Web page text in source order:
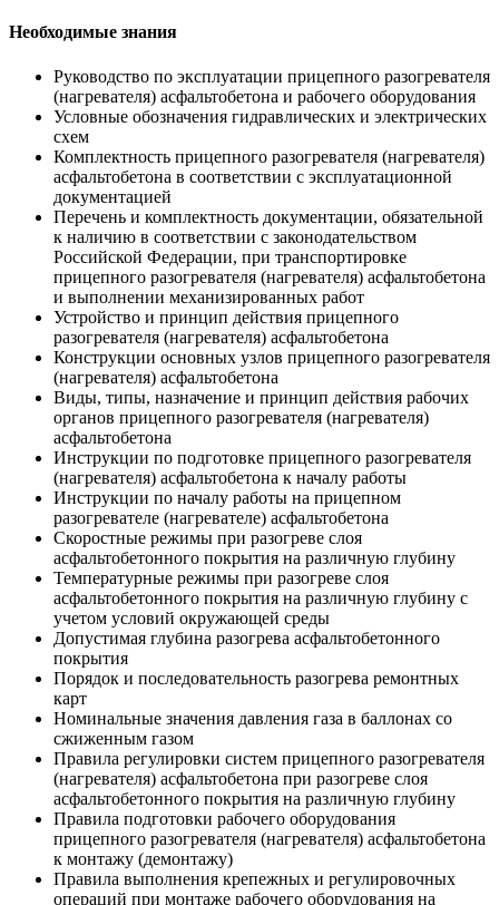
Необходимые знания
Руководство по эксплуатации прицепного разогревателя
(нагревателя) асфальтобетона и рабочего оборудования
Условные обозначения гидравлических и электрических
схем
Комплектность прицепного разогревателя (нагревателя)
асфальтобетона в соответствии с эксплуатационной
документацией
Перечень и комплектность документации, обязательной
к наличию в соответствии с законодательством
Российской Федерации, при транспортировке
прицепного разогревателя (нагревателя) асфальтобетона
и выполнении механизированных работ
Устройство и принцип действия прицепного
разогревателя (нагревателя) асфальтобетона
Конструкции основных узлов прицепного разогревателя
(нагревателя) асфальтобетона
Виды, типы, назначение и принцип действия рабочих
органов прицепного разогревателя (нагревателя)
асфальтобетона
Инструкции по подготовке прицепного разогревателя
(нагревателя) асфальтобетона к началу работы
Инструкции по началу работы на прицепном
разогревателе (нагревателе) асфальтобетона
Скоростные режимы при разогреве слоя
асфальтобетонного покрытия на различную глубину
Температурные режимы при разогреве слоя
асфальтобетонного покрытия на различную глубину с
учетом условий окружающей среды
Допустимая глубина разогрева асфальтобетонного
покрытия
Порядок и последовательность разогрева ремонтных
карт
Номинальные значения давления газа в баллонах со
сжиженным газом
Правила регулировки систем прицепного разогревателя
(нагревателя) асфальтобетона при разогреве слоя
асфальтобетонного покрытия на различную глубину
Правила подготовки рабочего оборудования
прицепного разогревателя (нагревателя) асфальтобетона
к монтажу (демонтажу)
Правила выполнения крепежных и регулировочных
операций при монтаже рабочего оборудования на